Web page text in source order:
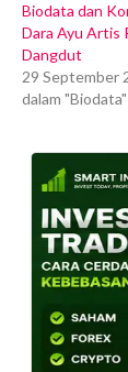
Biodata dan
Dara Ayu Artis
Dangdut
29 September
dalam "Biodata"